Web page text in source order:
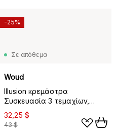
Σε απόθεμα
Woud
Illusion κρεμάστρα
Συσκευασία 3 τεμαχίων,
μαύρο
32,25 $
43 $
-25%